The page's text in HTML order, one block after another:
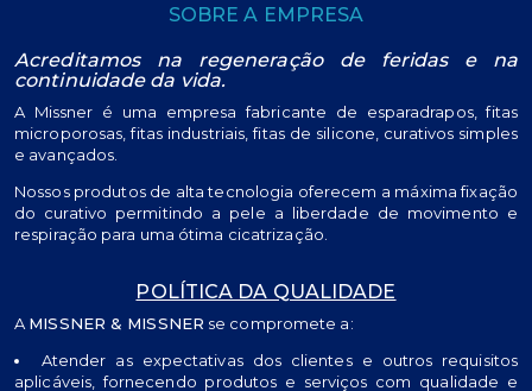
SOBRE A EMPRESA
Acreditamos na regeneração de feridas e na
continuidade da vida.
A Missner é uma empresa fabricante de esparadrapos, fitas
microporosas, fitas industriais, fitas de silicone, curativos simples
e avançados.
Nossos produtos de alta tecnologia oferecem a máxima fixação
do curativo permitindo a pele a liberdade de movimento e
respiração para uma ótima cicatrização.
POLÍTICA DA QUALIDADE
A MISSNER & MISSNER se compromete a:
Atender as expectativas dos clientes e outros requisitos
aplicáveis, fornecendo produtos e serviços com qualidade e